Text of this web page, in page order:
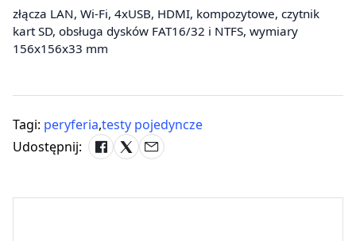
złącza LAN, Wi-Fi, 4xUSB, HDMI, kompozytowe, czytnik
kart SD, obsługa dysków FAT16/32 i NTFS, wymiary
156x156x33 mm
Tagi: peryferia,testy pojedyncze
Udostępnij: